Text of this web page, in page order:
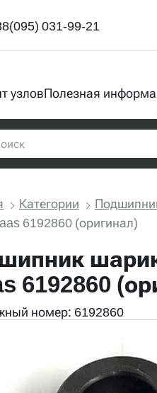
031-99-21
узловПолезная
Категории
6192860 (оригинал)
6192860
номер: 6192860